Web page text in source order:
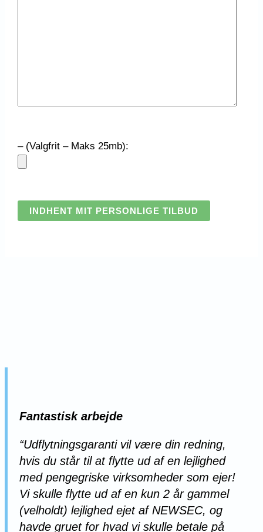
– (Valgfrit – Maks 25mb):
Fantastisk arbejde
“Udflytningsgaranti vil være din redning,
hvis du står til at flytte ud af en lejlighed
med pengegriske virksomheder som ejer!
Vi skulle flytte ud af en kun 2 år gammel
(velholdt) lejlighed ejet af NEWSEC, og
havde gruet for hvad vi skulle betale på